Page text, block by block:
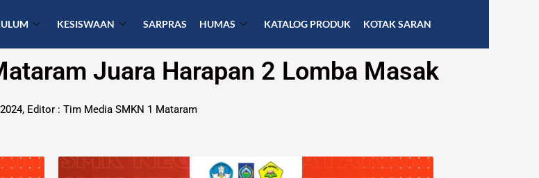
KESISWAAN SARPRAS HUMAS KATALOG PRODUK KOTAK SARAN
Juara Harapan 2 Lomba Masak
2024, Editor : Tim Media SMKN 1 Mataram